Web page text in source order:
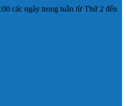
các ngày trong tuần từ Thứ 2 đến